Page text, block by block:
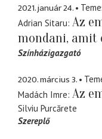
2021. január 24.
Adrian Sitaru Az
mondani, amit
Színházigazgató
2020. március 3.
Madách Imre Az
Silviu Purcărete
Szereplő